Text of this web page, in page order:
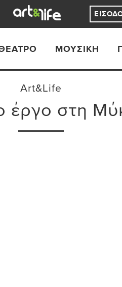
ΜΟΥΣΙΚΉ
Art&Life
έργο στη